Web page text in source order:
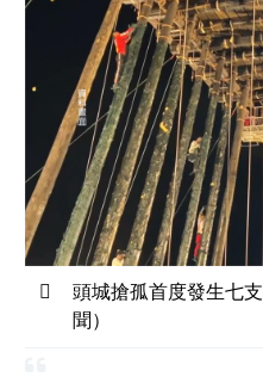
頭城搶孤首度發生七
聞）